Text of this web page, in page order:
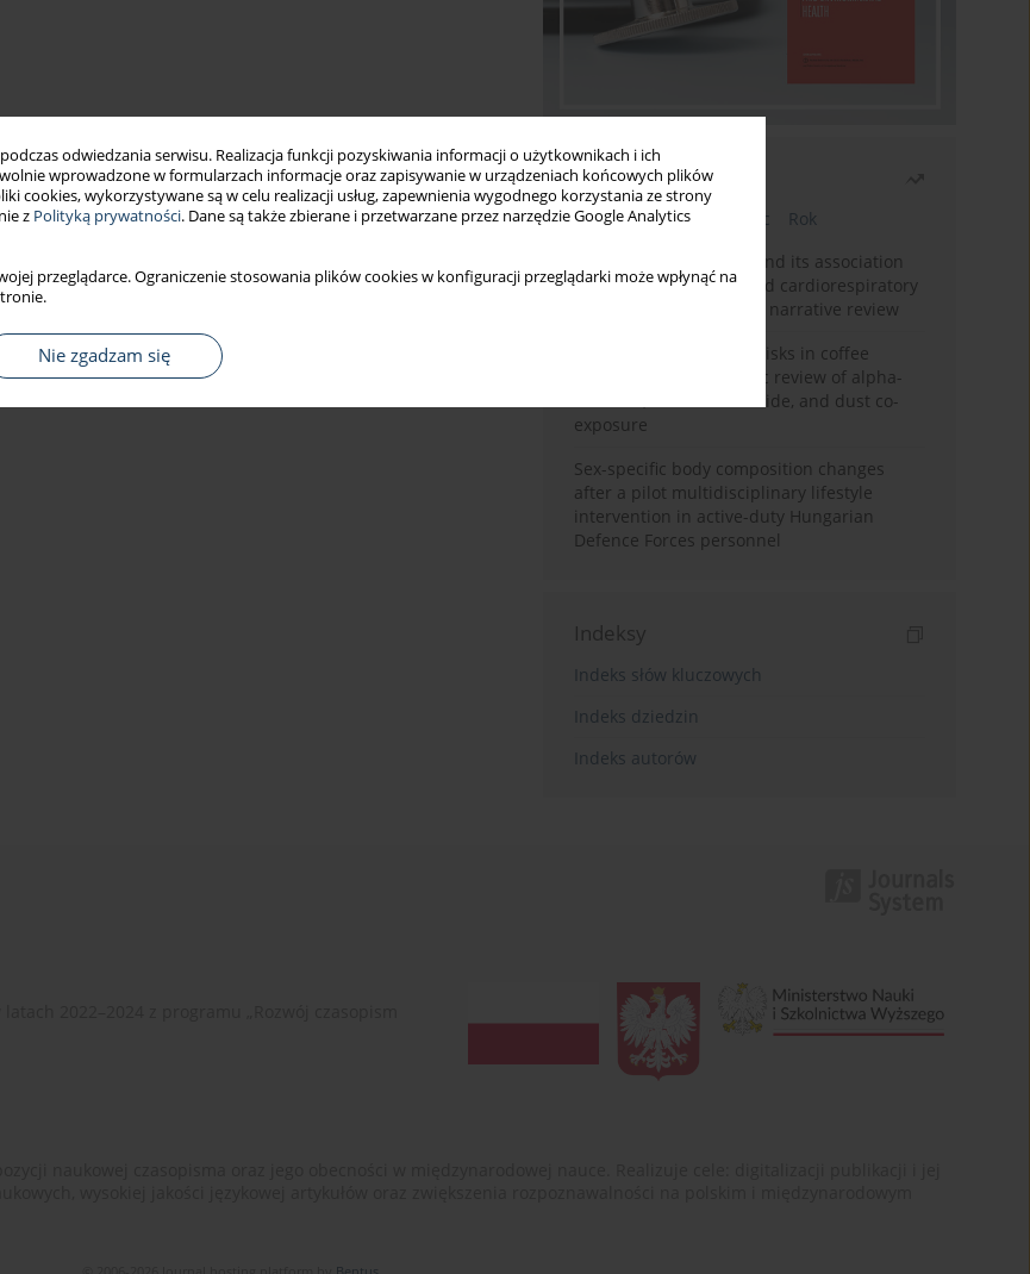
odwiedzania serwisu. Realizacja funkcji pozyskiwania informacji o użytkownikach i ich
wprowadzone w formularzach informacje oraz zapisywanie w urządzeniach końcowych plików
cookies, wykorzystywane są w celu realizacji usług, zapewnienia wygodnego korzystania ze strony
z Polityką prywatności. Dane są także zbierane i przetwarzane przez narzędzie Google Analytics
przeglądarce. Ograniczenie stosowania plików cookies w konfiguracji przeglądarki może wpłynąć na
Nie zgadzam się
Najczęściej czytane
Bieżący numer Miesiąc
Rok
Occupational burnout and its association
with physical activity and cardiorespiratory
fitness among nurses: a narrative review
Synergistic respiratory risks in coffee
processing: a systematic review of alpha-
diketone, carbon monoxide, and dust co-
exposure
Sex-specific body composition changes
after a pilot multidisciplinary lifestyle
intervention in active-duty Hungarian
Defence Forces personnel
Indeksy
Indeks słów kluczowych
Indeks dziedzin
Indeks autorów